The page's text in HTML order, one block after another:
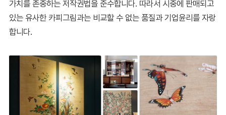
가치를 존중하는 저작권법을 준수합니다. 따라서 시중에 판매되고
있는 유사한 카피그림과는 비교할 수 없는 품질과 기업윤리를 자랑
합니다.